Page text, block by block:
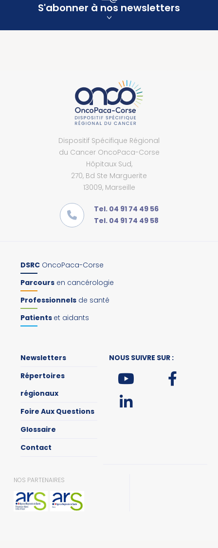
S'abonner à nos newsletters
Dispositif Spécifique Régional
du Cancer OncoPaca-Corse
Hôpitaux Sud,
270, Bd Ste Marguerite
13009, Marseille
Tel. 04 91 74 49 56
Tel. 04 91 74 49 58
DSRC OncoPaca-Corse
Parcours en cancérologie
Professionnels de santé
Patients et aidants
Newsletters
Répertoires
régionaux
Foire Aux Questions
Glossaire
Contact
NOUS SUIVRE SUR :
NOS PARTENAIRES